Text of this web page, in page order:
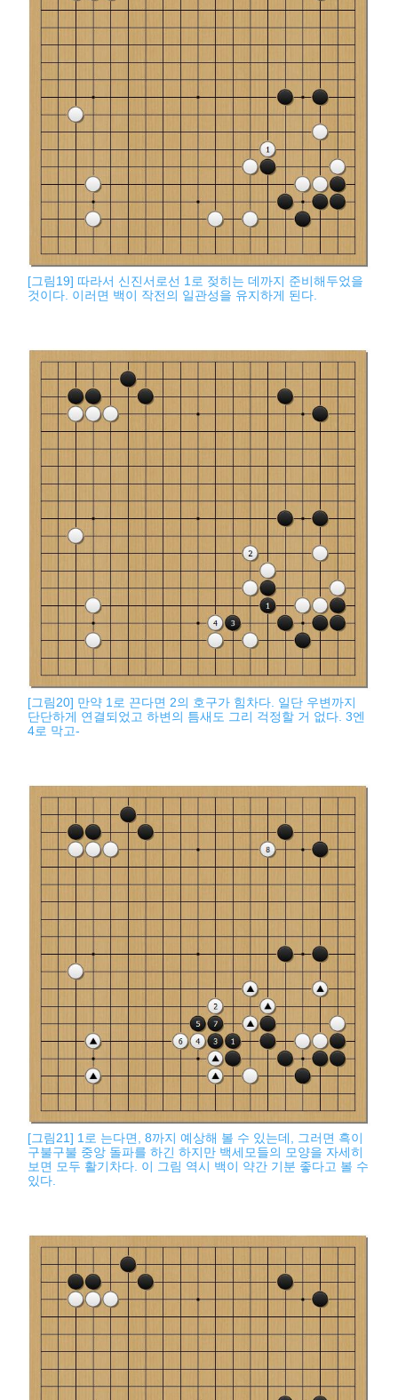
[그림19] 따라서 신진서로선 1로 젖히는 데까지 준비해두었을
것이다. 이러면 백이 작전의 일관성을 유지하게 된다.
[그림20] 만약 1로 끈다면 2의 호구가 힘차다. 일단 우변까지
단단하게 연결되었고 하변의 틈새도 그리 걱정할 거 없다. 3엔
4로 막고-
[그림21] 1로 는다면, 8까지 예상해 볼 수 있는데, 그러면 흑이
구불구불 중앙 돌파를 하긴 하지만 백세모들의 모양을 자세히
보면 모두 활기차다. 이 그림 역시 백이 약간 기분 좋다고 볼 수
있다.